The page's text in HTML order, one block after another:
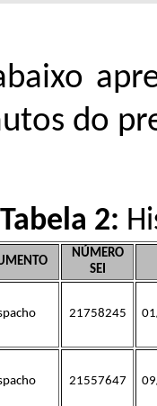
do
Tabela 2:
NÚMERO
SEI
21758245
21557647